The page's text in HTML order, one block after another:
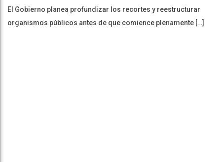
El Gobierno planea profundizar los recortes y reestructurar
organismos públicos antes de que comience plenamente […]